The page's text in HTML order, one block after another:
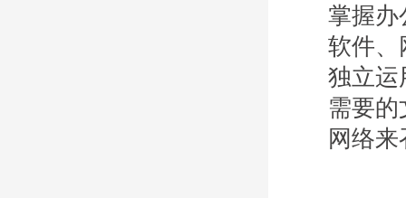
掌握办
软件、
独立运
需要
网络